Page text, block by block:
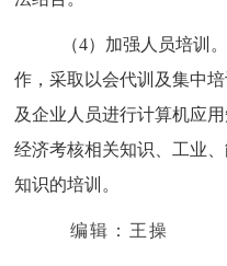
（4） 加强人员培训
作，采取以会代训及集中
及企业人员进行计算机应
经济考核相关知识、工业
知识的培训。
编辑：王操